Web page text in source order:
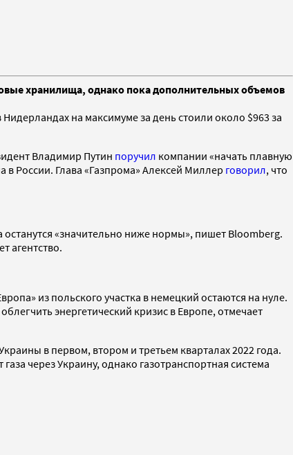
хранилища, однако пока дополнительных объемов
на максимуме за день стоили около $963 за
Владимир Путин поручил компании «начать плавную
России. Глава «Газпрома» Алексей Миллер говорил, что
«значительно ниже нормы», пишет Bloomberg.
агентство.
из польского участка в немецкий остаются на нуле.
энергетический кризис в Европе, отмечает
в первом, втором и третьем кварталах 2022 года.
через Украину, однако газотранспортная система